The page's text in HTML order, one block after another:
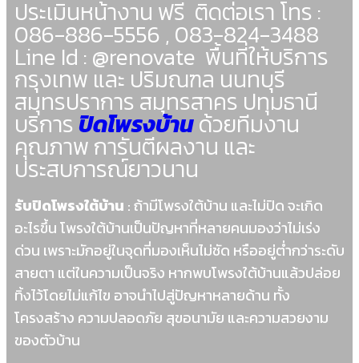
ประเมินหน้างาน ฟรี ติดต่อเรา โทร :
086-886-5556 , 083-824-3488
Line Id : @renovate พื้นที่ให้บริการ
กรุงเทพ และ ปริมณฑล นนทบุรี
สมุทรปราการ สมุทรสาคร ปทุมธานี
บริการปิดโพรงบ้านด้วยทีมงาน
คุณภาพ การันตีผลงาน และ
ประสบการณ์ยาวนาน
รับปิดโพรงใต้บ้าน : ถ้ามีโพรงใต้บ้าน และไม่ปิด จะเกิด
อะไรขึ้น โพรงใต้บ้านเป็นปัญหาที่หลายคนมองว่าไม่เร่ง
ด่วน เพราะมักอยู่ในจุดที่มองเห็นไม่ชัด หรืออยู่ต่ำกว่าระดับ
สายตา แต่ในความเป็นจริง หากพบโพรงใต้บ้านแล้วปล่อย
ทิ้งไว้โดยไม่แก้ไข อาจนำไปสู่ปัญหาหลายด้าน ทั้ง
โครงสร้าง ความปลอดภัย สุขอนามัย และความสวยงาม
ของตัวบ้าน